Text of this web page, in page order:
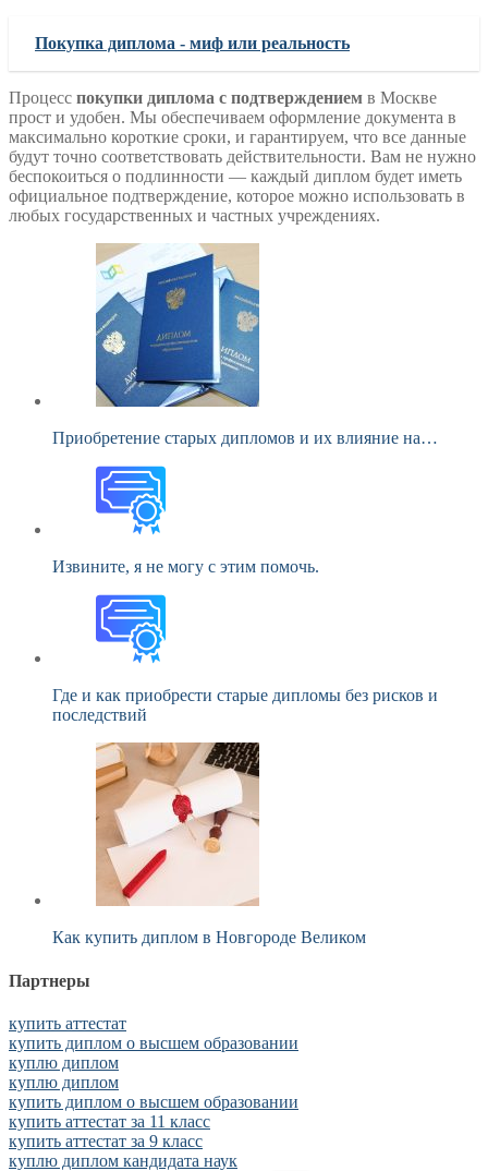
Покупка диплома - миф или реальность
Процесс покупки диплома с подтверждением в Москве
прост и удобен. Мы обеспечиваем оформление документа в
максимально короткие сроки, и гарантируем, что все данные
будут точно соответствовать действительности. Вам не нужно
беспокоиться о подлинности — каждый диплом будет иметь
официальное подтверждение, которое можно использовать в
любых государственных и частных учреждениях.
Приобретение старых дипломов и их влияние на…
Извините, я не могу с этим помочь.
Где и как приобрести старые дипломы без рисков и
последствий
Как купить диплом в Новгороде Великом
Партнеры
купить аттестат
купить диплом о высшем образовании
куплю диплом
куплю диплом
купить диплом о высшем образовании
купить аттестат за 11 класс
купить аттестат за 9 класс
куплю диплом кандидата наук